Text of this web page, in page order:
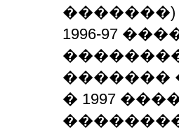
�������)
1996-97
�������
� 1997